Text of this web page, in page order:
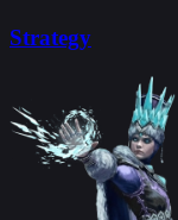
Strategy